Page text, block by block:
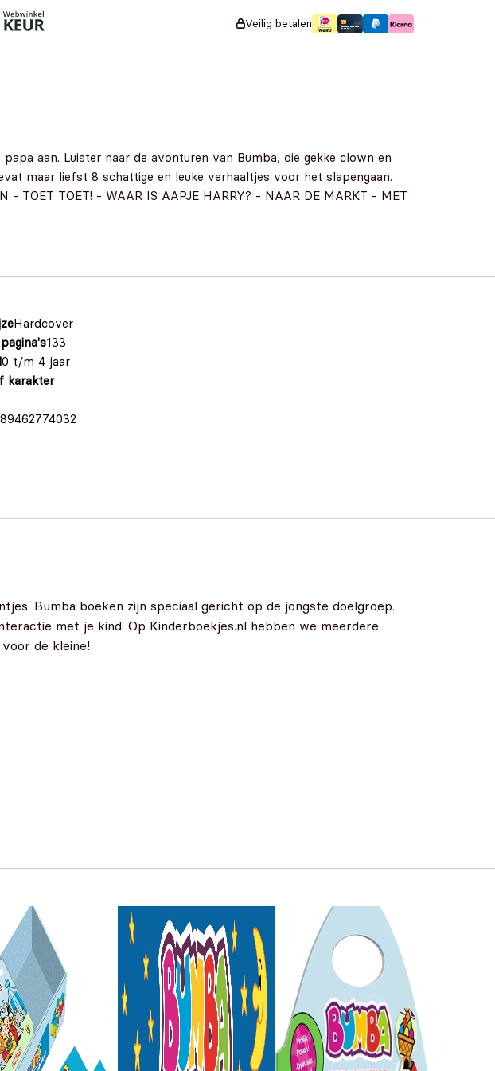
Veilig betalen
aan. Luister naar de avonturen van Bumba, die gekke clown en
maar liefst 8 schattige en leuke verhaaltjes voor het slapengaan.
- TOET TOET! - WAAR IS AAPJE HARRY? - NAAR DE MARKT - MET
Hardcover
133
0 t/m 4 jaar
karakter
Bumba boeken zijn speciaal gericht op de jongste doelgroep.
met je kind. Op Kinderboekjes.nl hebben we meerdere
de kleine!